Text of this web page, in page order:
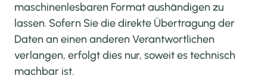
maschinenlesbaren Format aushändigen zu
lassen. Sofern Sie die direkte Übertragung der
Daten an einen anderen Verantwortlichen
verlangen, erfolgt dies nur, soweit es technisch
machbar ist.